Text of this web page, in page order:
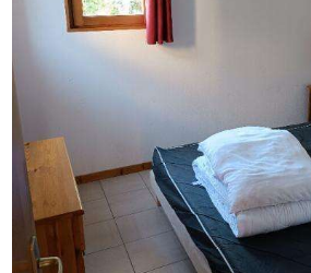
Charges annuelles : 1997 euros.
Aurelien BRETAUDEAU (EI) Agent
RSAC : gap 838021327 - .